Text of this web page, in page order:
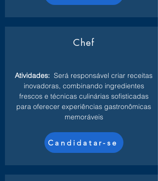
Chef
Atividades: Será responsável criar receitas
inovadoras, combinando ingredientes
frescos e técnicas culinárias sofisticadas
para oferecer experiências gastronômicas
memoráveis
Candidatar-se